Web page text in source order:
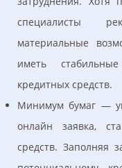
специалисты
материальные
иметь
кредитных средств.
Минимум бумаг —
онлайн заявка,
средств. Заполняя